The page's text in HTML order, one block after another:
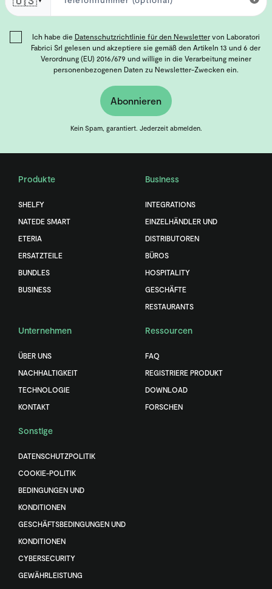
Ich habe die Datenschutzrichtlinie für den Newslettervon Laboratori
Fabrici Srl gelesen und akzeptiere sie gemäß den Artikeln 13 und 6 der
Verordnung (EU) 2016/679 und willige in die Verarbeitung meiner
personenbezogenen Daten zu Newsletter-Zwecken ein.
Abonnieren
Kein Spam, garantiert. Jederzeit abmelden.
Produkte
SHELFY
NATEDE SMART
ETERIA
ERSATZTEILE
BUNDLES
BUSINESS
Business
INTEGRATIONS
EINZELHÄNDLER UND
DISTRIBUTOREN
BÜROS
HOSPITALITY
GESCHÄFTE
RESTAURANTS
Unternehmen
ÜBER UNS
NACHHALTIGKEIT
TECHNOLOGIE
KONTAKT
Ressourcen
FAQ
REGISTRIERE PRODUKT
DOWNLOAD
FORSCHEN
Sonstige
DATENSCHUTZPOLITIK
COOKIE-POLITIK
BEDINGUNGEN UND
KONDITIONEN
GESCHÄFTSBEDINGUNGEN UND
KONDITIONEN
CYBERSECURITY
GEWÄHRLEISTUNG